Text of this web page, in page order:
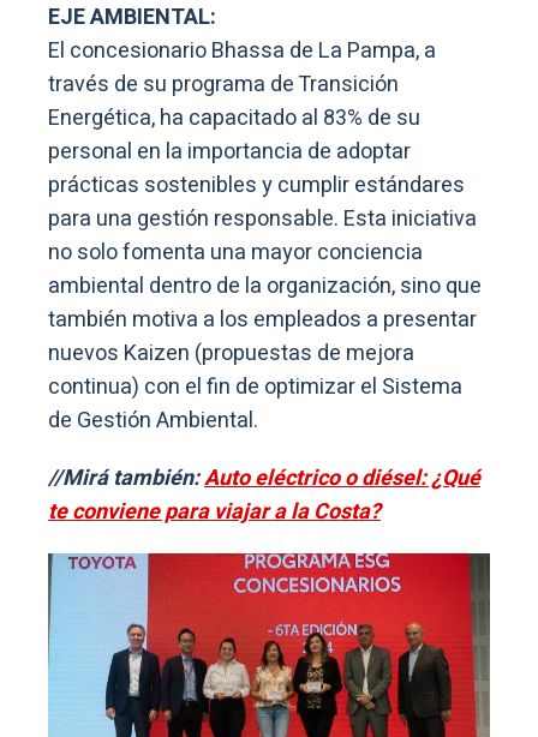
EJE AMBIENTAL:
El concesionario Bhassa de La Pampa, a
través de su programa de Transición
Energética, ha capacitado al 83% de su
personal en la importancia de adoptar
prácticas sostenibles y cumplir estándares
para una gestión responsable. Esta iniciativa
no solo fomenta una mayor conciencia
ambiental dentro de la organización, sino que
también motiva a los empleados a presentar
nuevos Kaizen (propuestas de mejora
continua) con el fin de optimizar el Sistema
de Gestión Ambiental.
//Mirá también:Auto eléctrico o diésel: ¿Qué
te conviene para viajar a la Costa?